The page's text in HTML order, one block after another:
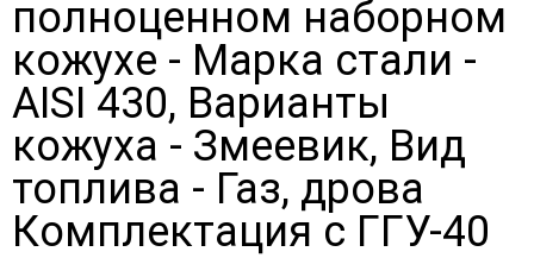
полноценном наборном
кожухе - Марка стали -
AISI 430, Варианты
кожуха - Змеевик, Вид
топлива - Газ, дрова
Комплектация с ГГУ-40